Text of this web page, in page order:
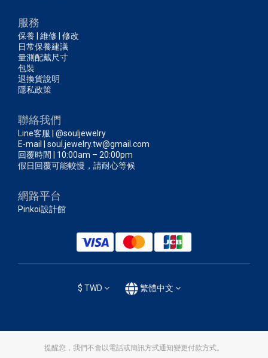
服務
保養 | 維修 | 修改
日常保養建議
量測配戴尺寸
包裝
退換貨說明
隱私政策
聯絡我們
Line客服 | @souljewelry
E-mail | soul.jewelry.tw@gmail.com
回覆時間 | 10:00am – 20:00pm
假日回覆可能較慢，請耐心等候
網路平台
Pinkoi設計館
$ TWD 繁體中文
提醒您，我們不會以電話或簡訊方式通知變更付款方式。